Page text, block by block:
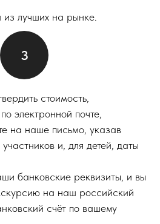
лучших на рынке.
стоимость,
электронной почте,
на наше письмо, указав
и, для детей, даты
банковские реквизиты, и вы
на наш российский
счёт по вашему